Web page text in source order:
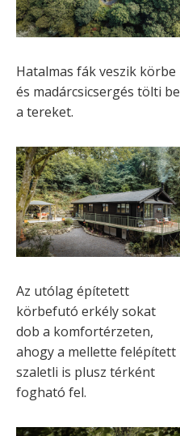
Hatalmas fák veszik körbe
és madárcsicsergés tölti be
a tereket.
Az utólag építetett
körbefutó erkély sokat
dob a komfortérzeten,
ahogy a mellette felépített
szaletli is plusz térként
fogható fel.